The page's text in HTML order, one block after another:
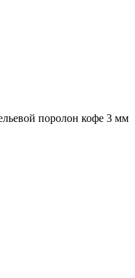
поролон кофе 3 мм